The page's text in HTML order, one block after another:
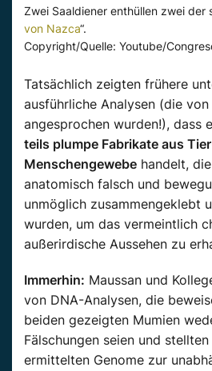
Zwei Saaldiener enthüllen zwei der
von Nazca“.
Copyright/Quelle: Youtube/
Tatsächlich zeigten frühere
ausführliche Analysen (die von
angesprochen wurden!), dass
teils plumpe Fabrikate aus
Menschengewebe handelt,
anatomisch falsch und
unmöglich zusammengeklebt
wurden, um das vermeintlich
außerirdische Aussehen zu
Immerhin: Maussan und
von DNA-Analysen, die
beiden gezeigten Mumien
Fälschungen seien und
ermittelten Genome zur